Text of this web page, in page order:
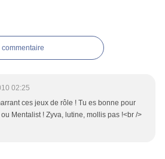
02:25
ces jeux de rôle ! Tu es bonne pour
Mentalist ! Zyva, lutine, mollis pas !<br />